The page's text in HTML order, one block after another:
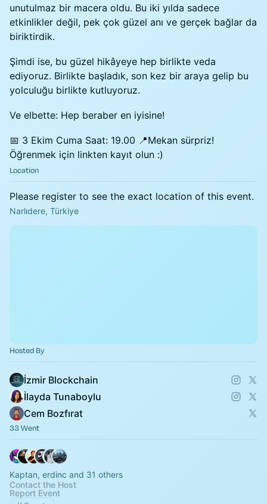
unutulmaz bir macera oldu. Bu iki yılda sadece
etkinlikler değil, pek çok güzel anı ve gerçek bağlar da
biriktirdik.
Şimdi ise, bu güzel hikâyeye hep birlikte veda
ediyoruz. Birlikte başladık, son kez bir araya gelip bu
yolculuğu birlikte kutluyoruz.
Ve elbette: Hep beraber en iyisine!
📅 3 Ekim Cuma Saat: 19.00 📍Mekan sürpriz!
Öğrenmek için linkten kayıt olun :)
Location
Please register to see the exact location of this event.
Narlıdere, Türkiye
Hosted By
İzmir Blockchain
İlayda Tunaboylu
Cem Bozfırat
33 Went
Kaptan, erdinc and 31 others
Contact the Host
Report Event